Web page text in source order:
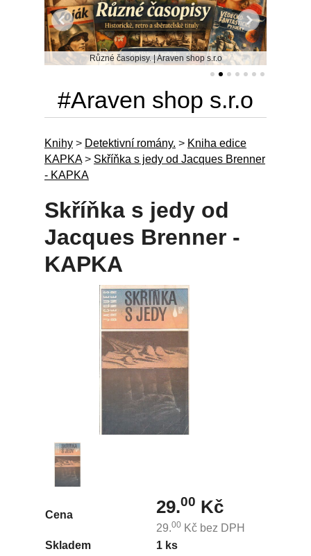
Různé časopisy. | Araven shop s.r.o
#Araven shop s.r.o
Knihy > Detektivní romány. > Kniha edice
KAPKA > Skříňka s jedy od Jacques Brenner
- KAPKA
Skříňka s jedy od
Jacques Brenner -
KAPKA
Cena 29.00 Kč
29.00 Kč bez DPH
Skladem
1 ks